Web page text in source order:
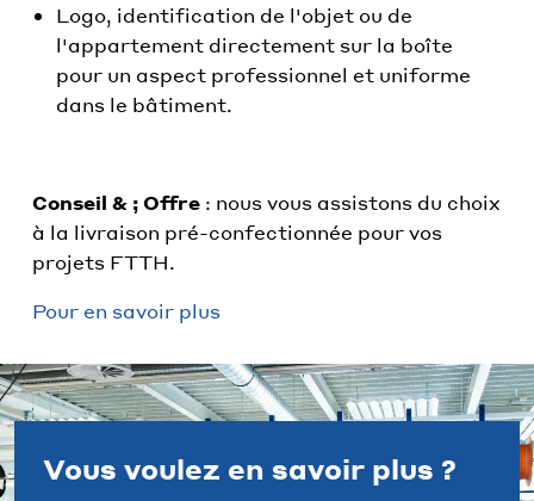
Logo, identification de l'objet ou de
l'appartement directement sur la boîte
pour un aspect professionnel et uniforme
dans le bâtiment.
Conseil & ; Offre : nous vous assistons du choix
à la livraison pré-confectionnée pour vos
projets FTTH.
Pour en savoir plus
Vous voulez en savoir plus ?